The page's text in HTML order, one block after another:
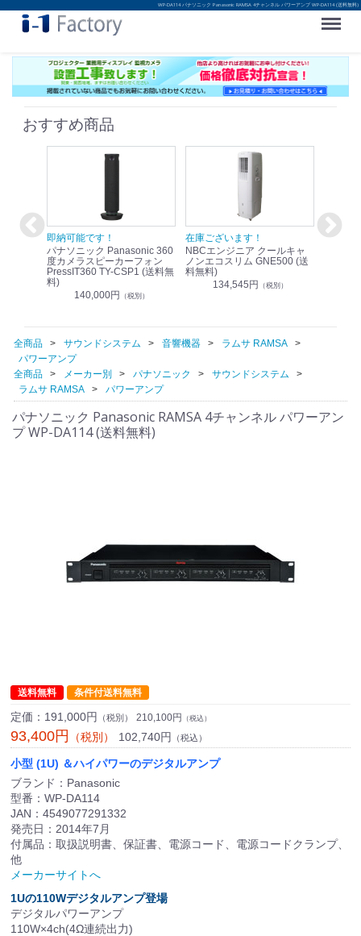
WP-DA114 パナソニック Panasonic RAMSA 4チャンネル パワーアンプ WP-DA114 (送料無料)
Menu
おすすめ商品
即納可能です！
パナソニック Panasonic 360
度カメラスピーカーフォン
PressIT360 TY-CSP1 (送料無
料)
140,000円 （税別）
在庫ございます！
NBCエンジニア クールキャ
ノンエコスリム GNE500 (送
料無料)
134,545円 （税別）
即納可
全商品 サウンドシステム 音響機器
ラムサ RAMSA
パワーアンプ
全商品
メーカー別 パナソニック
サウンドシステム
ラムサ RAMSA
パワーアンプ
パナソニック Panasonic RAMSA 4チャンネル パワーアン
プ WP-DA114 (送料無料)
送料無料 条件付送料無料
定価： 191,000円 （税別） 210,100円 （税込）
93,400円 （税別） 102,740円 （税込）
小型 (1U) ＆ハイパワーのデジタルアンプ
ブランド：Panasonic
型番：WP-DA114
JAN：4549077291332
発売日：2014年7月
付属品：取扱説明書、保証書、電源コード、電源コードクランプ、
他
メーカーサイトへ
1Uの110Wデジタルアンプ登場
デジタルパワーアンプ
110W×4ch(4Ω連続出力)